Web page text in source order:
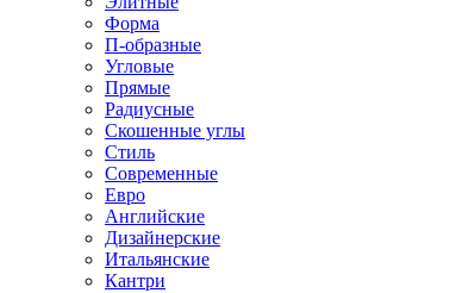
Форма
П-образные
Угловые
Прямые
Радиусные
Скошенные углы
Стиль
Современные
Евро
Английские
Дизайнерские
Итальянские
Кантри